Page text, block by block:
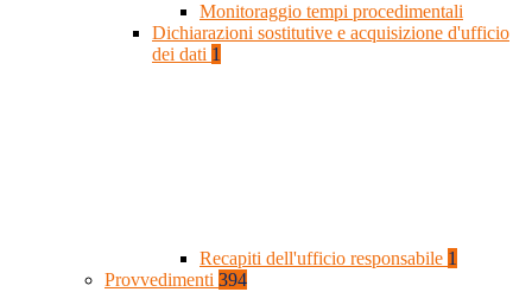
Monitoraggio tempi procedimentali
Dichiarazioni sostitutive e acquisizione d'ufficio
dei dati 1
Recapiti dell'ufficio responsabile 1
Provvedimenti 394